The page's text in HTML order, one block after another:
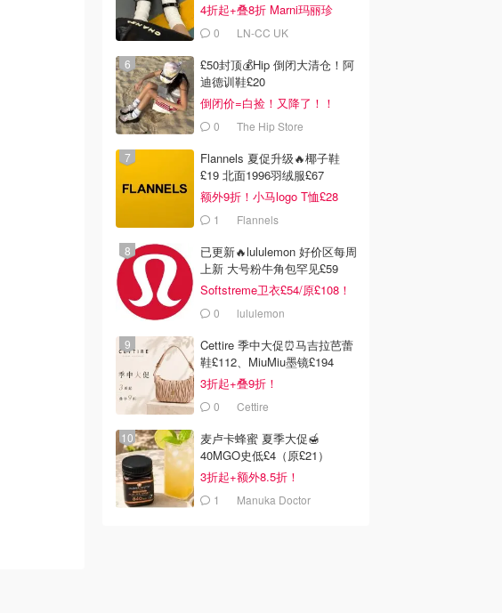
4折起+叠8折 Marni玛丽珍
£2120 LN-CC UK
£50封顶💰Hip 倒闭大清仓！阿
迪德训鞋£20
倒闭价=白捡！又降了！！
0 The Hip Store
Flannels 夏促升级🔥椰子鞋
£19 北面1996羽绒服£67
额外9折！小马logo T恤£28
1 Flannels
已更新🔥lululemon 好价区每周
上新 大号粉牛角包罕见£59
Softstreme卫衣£54/原£108！
0 lululemon
Cettire 季中大促⏰马吉拉芭蕾
鞋£112、MiuMiu墨镜£194
3折起+叠9折！
0 Cettire
麦卢卡蜂蜜 夏季大促🍯
40MGO史低£4（原£21）
3折起+额外8.5折！
1 Manuka Doctor